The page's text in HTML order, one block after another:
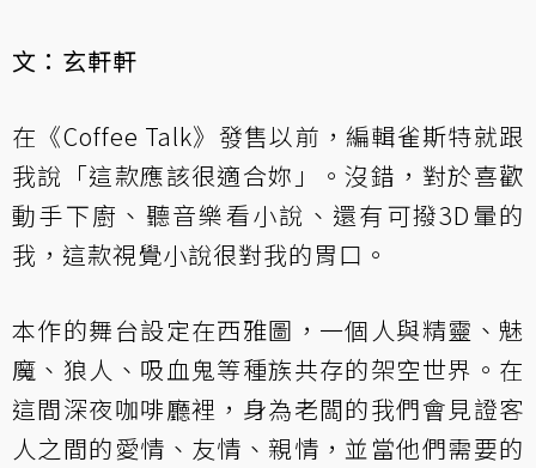
文：玄軒軒
在《Coffee Talk》發售以前，編輯雀斯特就跟
我說「這款應該很適合妳」。沒錯，對於喜歡
動手下廚、聽音樂看小說、還有可撥3D暈的
我，這款視覺小說很對我的胃口。
本作的舞台設定在西雅圖，一個人與精靈、魅
魔、狼人、吸血鬼等種族共存的架空世界。在
這間深夜咖啡廳裡，身為老闆的我們會見證客
人之間的愛情、友情、親情，並當他們需要的